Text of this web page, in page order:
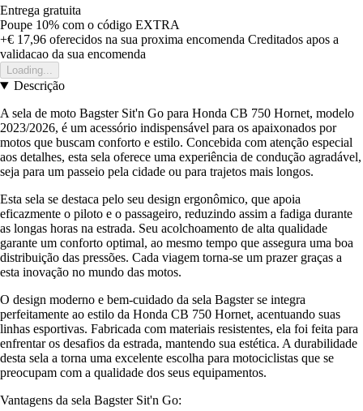
Entrega gratuita
Poupe 10% com o código EXTRA
+€ 17,96 oferecidos na sua proxima encomenda Creditados apos a
validacao da sua encomenda
Loading...
Descrição
A sela de moto Bagster Sit'n Go para Honda CB 750 Hornet, modelo
2023/2026, é um acessório indispensável para os apaixonados por
motos que buscam conforto e estilo. Concebida com atenção especial
aos detalhes, esta sela oferece uma experiência de condução agradável,
seja para um passeio pela cidade ou para trajetos mais longos.
Esta sela se destaca pelo seu design ergonômico, que apoia
eficazmente o piloto e o passageiro, reduzindo assim a fadiga durante
as longas horas na estrada. Seu acolchoamento de alta qualidade
garante um conforto optimal, ao mesmo tempo que assegura uma boa
distribuição das pressões. Cada viagem torna-se um prazer graças a
esta inovação no mundo das motos.
O design moderno e bem-cuidado da sela Bagster se integra
perfeitamente ao estilo da Honda CB 750 Hornet, acentuando suas
linhas esportivas. Fabricada com materiais resistentes, ela foi feita para
enfrentar os desafios da estrada, mantendo sua estética. A durabilidade
desta sela a torna uma excelente escolha para motociclistas que se
preocupam com a qualidade dos seus equipamentos.
Vantagens da sela Bagster Sit'n Go: